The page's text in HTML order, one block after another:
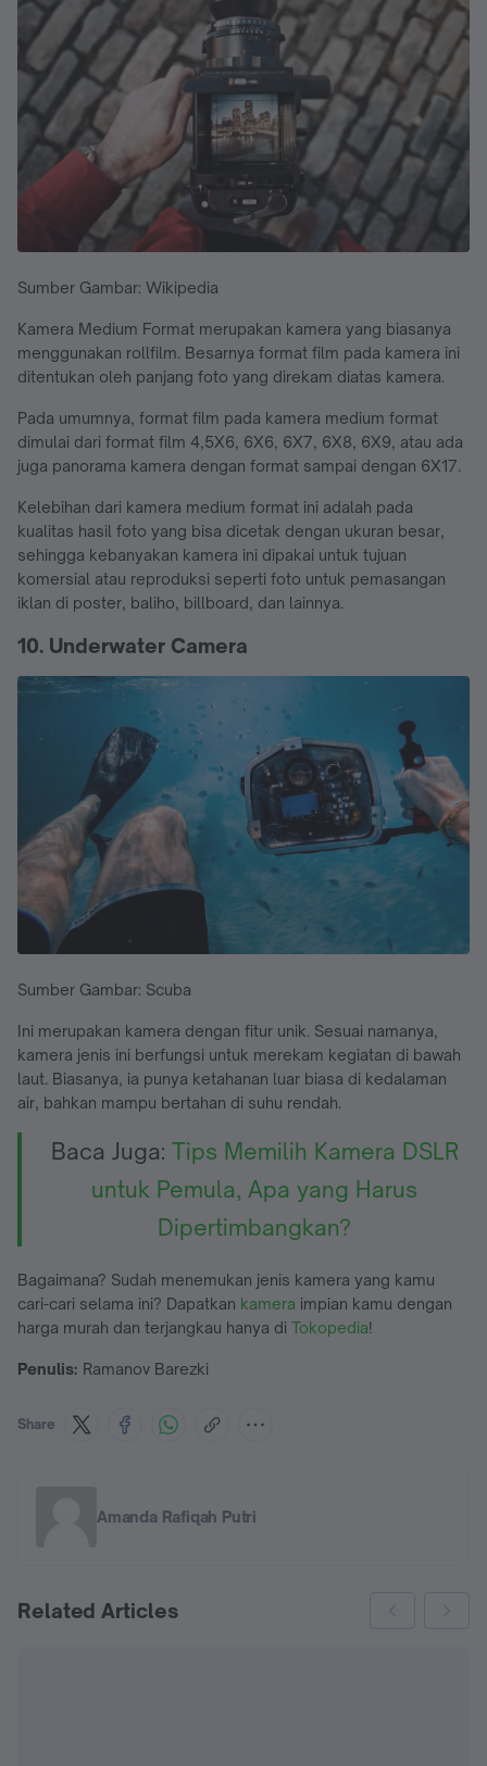
Sumber Gambar: Wikipedia
Kamera Medium Format merupakan kamera yang biasanya
menggunakan rollfilm. Besarnya format film pada kamera ini
ditentukan oleh panjang foto yang direkam diatas kamera.
Pada umumnya, format film pada kamera medium format
dimulai dari format film 4,5X6, 6X6, 6X7, 6X8, 6X9, atau ada
juga panorama kamera dengan format sampai dengan 6X17.
Kelebihan dari kamera medium format ini adalah pada
kualitas hasil foto yang bisa dicetak dengan ukuran besar,
sehingga kebanyakan kamera ini dipakai untuk tujuan
komersial atau reproduksi seperti foto untuk pemasangan
iklan di poster, baliho, billboard, dan lainnya.
10. Underwater Camera
Sumber Gambar: Scuba
Ini merupakan kamera dengan fitur unik. Sesuai namanya,
kamera jenis ini berfungsi untuk merekam kegiatan di bawah
laut. Biasanya, ia punya ketahanan luar biasa di kedalaman
air, bahkan mampu bertahan di suhu rendah.
Baca Juga: Tips Memilih Kamera DSLR
untuk Pemula, Apa yang Harus
Dipertimbangkan?
Bagaimana? Sudah menemukan jenis kamera yang kamu
cari-cari selama ini? Dapatkan kamera impian kamu dengan
harga murah dan terjangkau hanya di Tokopedia!
Penulis: Ramanov Barezki
Share
Amanda Rafiqah Putri
Related Articles